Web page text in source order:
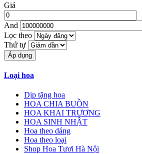
Giá
And
Lọc theo
Thứ tự
Loại hoa
Dịp tặng hoa
HOA CHIA BUỒN
HOA KHAI TRƯƠNG
HOA SINH NHẬT
Hoa theo dáng
Hoa theo loại
Shop Hoa Tươi Hà Nội